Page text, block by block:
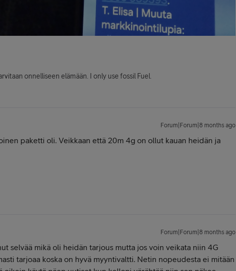
onnelliseen elämään. I only use fossil Fuel.
Forum|Forum|8 months ago
paketti oli. Veikkaan että 20m 4g on ollut kauan heidän ja
Forum|Forum|8 months ago
selvää mikä oli heidän tarjous mutta jos voin veikata niin 4G
tarjoaa koska on hyvä myyntivaltti. Netin nopeudesta ei mitään